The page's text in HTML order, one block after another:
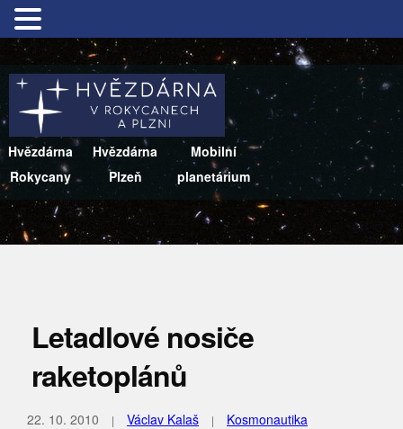
Hvězdárna
Rokycany
Hvězdárna
Plzeň
Mobilní
planetárium
Letadlové nosiče
raketoplánů
22. 10. 2010 Václav Kalaš Kosmonautika